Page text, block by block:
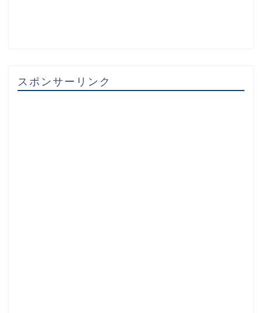
スポンサーリンク